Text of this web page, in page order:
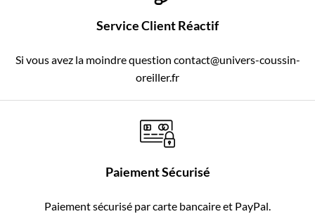
Service Client Réactif
Si vous avez la moindre question contact@univers-coussin-
oreiller.fr
Paiement Sécurisé
Paiement sécurisé par carte bancaire et PayPal.